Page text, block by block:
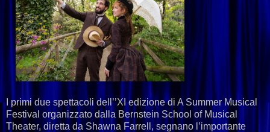
I primi due spettacoli dell’’XI edizione di A Summer Musical
Festival organizzato dalla Bernstein School of Musical
Theater, diretta da Shawna Farrell, segnano l’importante